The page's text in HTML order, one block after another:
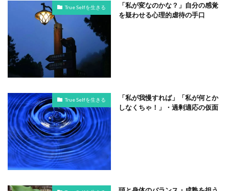
True Selfを生きる
「私が変なのかな？」自分の感覚
を疑わせる心理的虐待の手口
True Selfを生きる
「私が我慢すれば」「私が何とか
しなくちゃ！」・過剰適応の仮面